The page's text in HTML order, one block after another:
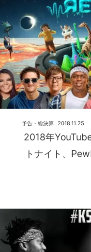
2018年
トナイト、
2018.11.25
予告・総決算